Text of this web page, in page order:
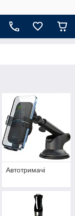
Автотримачі